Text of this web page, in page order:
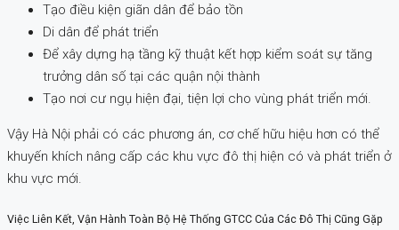
Tạo điều kiện giãn dân để bảo tồn
Di dân để phát triển
Để xây dựng hạ tầng kỹ thuật kết hợp kiểm soát sự tăng
trưởng dân số tại các quận nội thành
Tạo nơi cư ngụ hiện đại, tiện lợi cho vùng phát triển mới.
Vậy Hà Nội phải có các phương án, cơ chế hữu hiệu hơn có thể
khuyến khích nâng cấp các khu vực đô thị hiện có và phát triển ở
khu vực mới.
Việc Liên Kết, Vận Hành Toàn Bộ Hệ Thống GTCC Của Các Đô Thị Cũng Gặp